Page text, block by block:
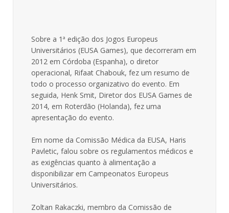
Sobre a 1ª edição dos Jogos Europeus
Universitários (EUSA Games), que decorreram em
2012 em Córdoba (Espanha), o diretor
operacional, Rifaat Chabouk, fez um resumo de
todo o processo organizativo do evento. Em
seguida, Henk Smit, Diretor dos EUSA Games de
2014, em Roterdão (Holanda), fez uma
apresentação do evento.
Em nome da Comissão Médica da EUSA, Haris
Pavletic, falou sobre os regulamentos médicos e
as exigências quanto à alimentação a
disponibilizar em Campeonatos Europeus
Universitários.
Zoltan Rakaczki, membro da Comissão de